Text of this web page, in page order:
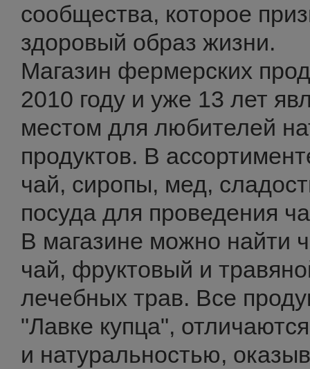
сообщества, которое
здоровый образ жизни.
Магазин фермерских
2010 году и уже 13 лет
местом для любителей
продуктов. В
чай, сиропы, мед,
посуда для проведения
В магазине можно найти
чай, фруктовый и
лечебных трав. Все
"Лавке купца",
и натуральностью,